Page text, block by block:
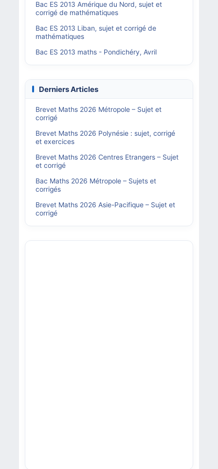
Bac ES 2013 Amérique du Nord, sujet et
corrigé de mathématiques
Bac ES 2013 Liban, sujet et corrigé de
mathématiques
Bac ES 2013 maths - Pondichéry, Avril
Derniers Articles
Brevet Maths 2026 Métropole – Sujet et
corrigé
Brevet Maths 2026 Polynésie : sujet, corrigé
et exercices
Brevet Maths 2026 Centres Etrangers – Sujet
et corrigé
Bac Maths 2026 Métropole – Sujets et
corrigés
Brevet Maths 2026 Asie-Pacifique – Sujet et
corrigé